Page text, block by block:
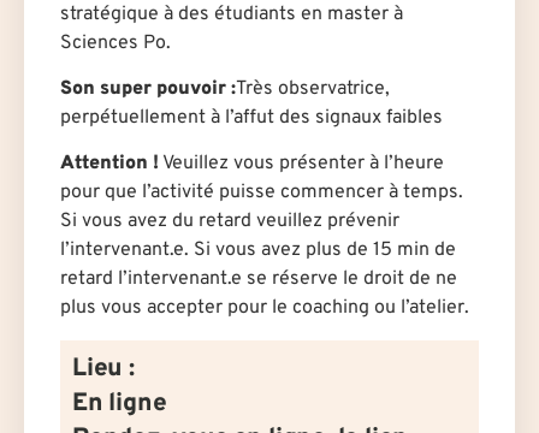
stratégique à des étudiants en master à
Sciences Po.
Son super pouvoir :Très observatrice,
perpétuellement à l’affut des signaux faibles
Attention ! Veuillez vous présenter à l’heure
pour que l’activité puisse commencer à temps.
Si vous avez du retard veuillez prévenir
l’intervenant.e. Si vous avez plus de 15 min de
retard l’intervenant.e se réserve le droit de ne
plus vous accepter pour le coaching ou l’atelier.
Lieu :
En ligne